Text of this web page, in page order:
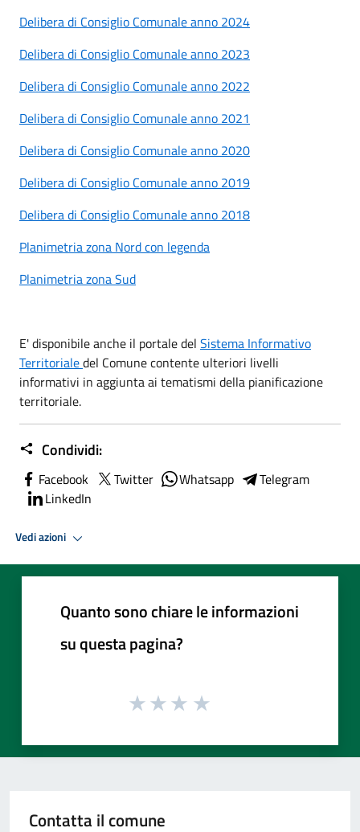
Delibera di Consiglio Comunale anno 2024
Delibera di Consiglio Comunale anno 2023
Delibera di Consiglio Comunale anno 2022
Delibera di Consiglio Comunale anno 2021
Delibera di Consiglio Comunale anno 2020
Delibera di Consiglio Comunale anno 2019
Delibera di Consiglio Comunale anno 2018
Planimetria zona Nord con legenda
Planimetria zona Sud
E' disponibile anche il portale del Sistema Informativo
Territorialedel Comune contente ulteriori livelli
informativi in aggiunta ai tematismi della pianificazione
territoriale.
Condividi:
Facebook Twitter Whatsapp
Telegram
LinkedIn
Vedi azioni
Quanto sono chiare le informazioni
su questa pagina?
Contatta il comune